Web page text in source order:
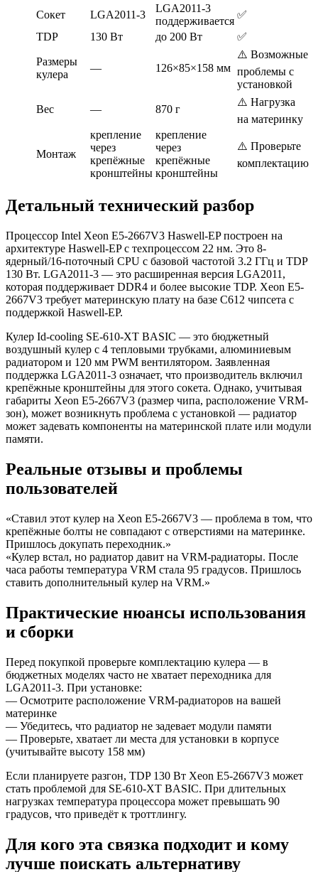
Сокет LGA2011-3
LGA2011-3
поддерживается
✅
TDP
130 Вт до 200 Вт ✅
Размеры
кулера
— 126×85×158 мм
⚠️ Возможные
проблемы с
установкой
Вес — 870 г
⚠️ Нагрузка
на материнку
Монтаж
крепление
через
крепёжные
кронштейны
крепление
через
крепёжные
кронштейны
⚠️ Проверьте
комплектацию
Детальный технический разбор
Процессор Intel Xeon E5-2667V3 Haswell-EP построен на
архитектуре Haswell-EP с техпроцессом 22 нм. Это 8-
ядерный/16-поточный CPU с базовой частотой 3.2 ГГц и TDP
130 Вт. LGA2011-3 — это расширенная версия LGA2011,
которая поддерживает DDR4 и более высокие TDP. Xeon E5-
2667V3 требует материнскую плату на базе C612 чипсета с
поддержкой Haswell-EP.
Кулер Id-cooling SE-610-XT BASIC — это бюджетный
воздушный кулер с 4 тепловыми трубками, алюминиевым
радиатором и 120 мм PWM вентилятором. Заявленная
поддержка LGA2011-3 означает, что производитель включил
крепёжные кронштейны для этого сокета. Однако, учитывая
габариты Xeon E5-2667V3 (размер чипа, расположение VRM-
зон), может возникнуть проблема с установкой — радиатор
может задевать компоненты на материнской плате или модули
памяти.
Реальные отзывы и проблемы
пользователей
«Ставил этот кулер на Xeon E5-2667V3 — проблема в том, что
крепёжные болты не совпадают с отверстиями на материнке.
Пришлось докупать переходник.»
«Кулер встал, но радиатор давит на VRM-радиаторы. После
часа работы температура VRM стала 95 градусов. Пришлось
ставить дополнительный кулер на VRM.»
Практические нюансы использования
и сборки
Перед покупкой проверьте комплектацию кулера — в
бюджетных моделях часто не хватает переходника для
LGA2011-3. При установке:
— Осмотрите расположение VRM-радиаторов на вашей
материнке
— Убедитесь, что радиатор не задевает модули памяти
— Проверьте, хватает ли места для установки в корпусе
(учитывайте высоту 158 мм)
Если планируете разгон, TDP 130 Вт Xeon E5-2667V3 может
стать проблемой для SE-610-XT BASIC. При длительных
нагрузках температура процессора может превышать 90
градусов, что приведёт к троттлингу.
Для кого эта связка подходит и кому
лучше поискать альтернативу